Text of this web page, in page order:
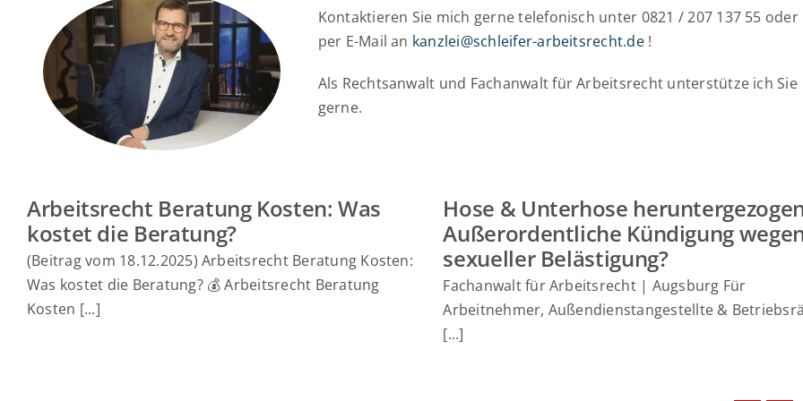
Kontaktieren Sie mich gerne telefonisch unter 0821 / 207 137 55 oder
per E-Mail an kanzlei@schleifer-arbeitsrecht.de!
Als Rechtsanwalt und Fachanwalt für Arbeitsrecht unterstütze ich Sie
gerne.
Arbeitsrecht Beratung Kosten: Was
kostet die Beratung?
(Beitrag vom 18.12.2025) Arbeitsrecht Beratung Kosten:
Was kostet die Beratung? 💰 Arbeitsrecht Beratung
Kosten [...]
Hose & Unterhose
Außerordentliche Kündigung
sexueller Belästigung?
Fachanwalt für Arbeitsrecht | Augsburg Für
Arbeitnehmer, Außendienstangestellte &
[...]